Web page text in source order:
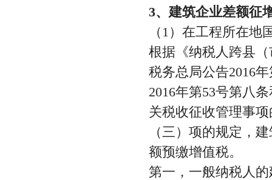
3、建筑企业差额征
（1）在工程所在
根据《纳税人跨县
税务总局公告2016
2016年第53号第八
关税收征收管理事
（三）项的规定，
额预缴增值税。
第一，一般纳税人